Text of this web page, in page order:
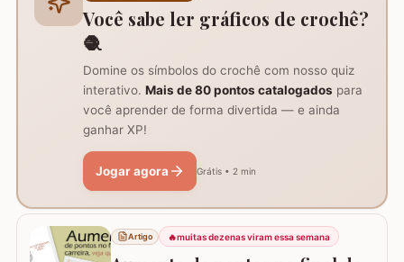
AQUI. Já temos disponível aqui no blog…
Você sabe ler gráficos de crochê?
🧶
Domine os símbolos do crochê com nosso quiz
interativo. Mais de 80 pontos catalogados para
você aprender de forma divertida — e ainda
ganhar XP!
Jogar agora Grátis • 2 min
Artigo 🔥muitas dezenas viram essa semana